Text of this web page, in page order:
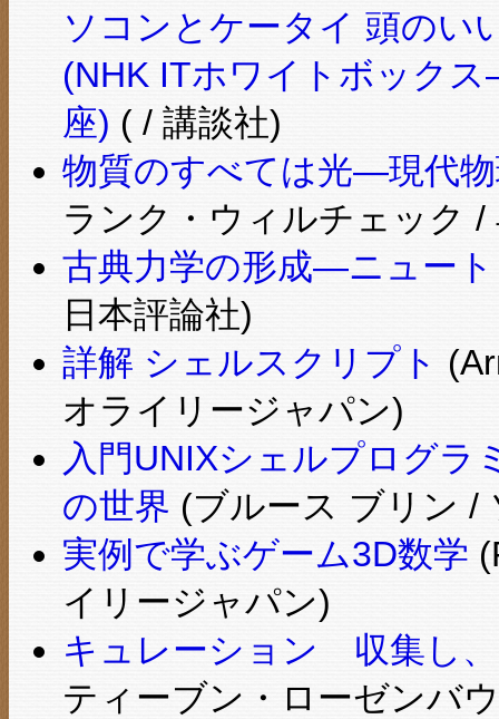
ソコンとケータイ 頭のい
(NHK ITホワイトボック
座) ( / 講談社)
物質のすべては光―現代
ランク・ウィルチェック /
古典力学の形成―ニュー
日本評論社)
詳解 シェルスクリプト
オライリージャパン)
入門UNIXシェルプログ
の世界 (ブルース ブリン /
実例で学ぶゲーム3D数学
イリージャパン)
キュレーション 収集し
ティーブン・ローゼンバ